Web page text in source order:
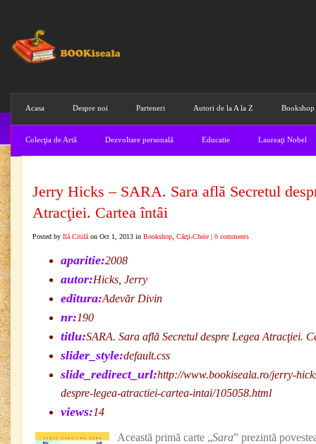
Acasa Despre noi Parteneri Autori de la A la Z Bookshop
Colecţia de Artă Dezvoltare personală Educatie Laureaţi Nobel
Jerry Hicks – SARA. Sara află Secretul
Atracţiei. Cartea întâi
Posted by Ilă Citilă on Oct 1, 2013 in Bookshop Cărţi-Cheie | 0 comments
aparitie:2008
autor:Hicks, Jerry
editura:Adevăr Divin
nr:190
titlu:SARA. Sara află Secretul despre Legea Atracţiei.
slider_style:default.css
slide_redirect_url:http://www.bookiseala.ro/jerry-
despre-legea-atractiei-cartea-intai/105058.html
views:14
Această primă carte „Sara” prezintă